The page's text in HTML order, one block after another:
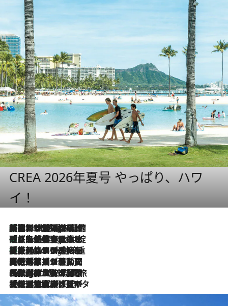
CREA 2026年夏号 やっぱり、ハワ
イ！
2 Hours Ago
「荷物が増えるほど旅ストレスは増す」美容ジャーナリストがたどり着いた最終結論。“化粧品を劇的に減らす”感動の凝縮美容とは
2 Hours Ago
「旅先には金髪ウィッグを持参」日本と同じメイクでは損してる!? 美容ジャーナリストが提案する“掟破りの旅美容”とは
2 Hours Ago
【厳選旅コスメ】「身軽さ＆UV対策重視！」ヘアアーティストshucoが選んだ夏旅ベストコスメを発表【Mサイズジップ】
2026.8.5
【厳選旅コスメ】国内をあちこち移動する河井菜摘が選んだ夏旅ベストコスメ発表！「リラックスアイテムはマスト」【Mサイズジップ】
2026.8.4
【厳選旅コスメ】「紫外線＆乾燥対策しながらメイク感も！」ヘア＆メイクGeorgeが選んだ夏旅ベストコスメを発表！【Mサイズジップ】
2026.8.3
【厳選旅コスメ】「保湿もタイパ重視！」“サウナ好き”タレント清水みさとが愛用する夏旅ベストコスメを発表！【Mサイズジップ】